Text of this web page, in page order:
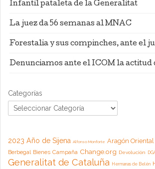
Infantil pataleta de la Generalitat
La juez da 56 semanas al MNAC
Forestalia y sus compinches, ante el
Denunciamos ante el ICOM la actitud
Categorías
2023 Año de Sijena Alfonso Monforte Aragón Oriental
Berbegal Bienes Campaña Change.org Devolución
Generalitat de Cataluña Hermanas de Belén